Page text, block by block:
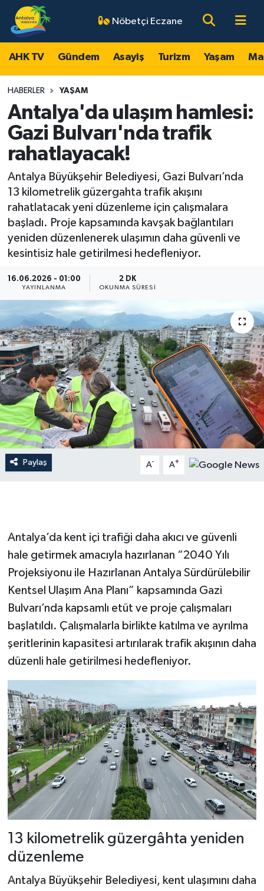
Nöbetçi Eczane
AHK TV Gündem Asayiş Turizm Yaşam
HABERLER YAŞAM
Antalya'da ulaşım hamlesi:
Gazi Bulvarı'nda trafik
rahatlayacak!
Antalya Büyükşehir Belediyesi, Gazi Bulvarı’nda
13 kilometrelik güzergahta trafik akışını
rahatlatacak yeni düzenleme için çalışmalara
başladı. Proje kapsamında kavşak bağlantıları
yeniden düzenlenerek ulaşımın daha güvenli ve
kesintisiz hale getirilmesi hedefleniyor.
16.06.2026 - 01:00
YAYINLANMA
2 DK
OKUNMA SÜRESI
Paylaş A- A+
Antalya’da kent içi trafiği daha akıcı ve güvenli
hale getirmek amacıyla hazırlanan “2040 Yılı
Projeksiyonu ile Hazırlanan Antalya Sürdürülebilir
Kentsel Ulaşım Ana Planı” kapsamında Gazi
Bulvarı’nda kapsamlı etüt ve proje çalışmaları
başlatıldı. Çalışmalarla birlikte katılma ve ayrılma
şeritlerinin kapasitesi artırılarak trafik akışının daha
düzenli hale getirilmesi hedefleniyor.
13 kilometrelik güzergâhta yeniden
düzenleme
Antalya Büyükşehir Belediyesi, kent ulaşımını daha
AHK TV
Gündem
Asayiş
Turizm
Magazin
Ekonomi
Spor
Dünya
Resmi Reklamlar
Antalya Nöbetçi Eczaneler
Antalya Hava Durumu
Antalya Namaz Vakitleri
Antalya Trafik Yoğunluk Haritası
Süper Lig Puan Durumu ve Fikstür
Tüm Manşetler
Son Dakika Haberleri
Haber Arşivi